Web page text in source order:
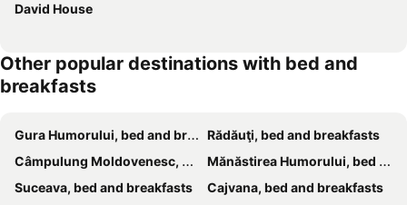
David House
Other popular destinations with bed and
breakfasts
Gura Humorului, bed and breakfasts
Rădăuţi, bed and breakfasts
Câmpulung Moldovenesc, bed and breakfasts
Mănăstirea Humorului, bed and breakfasts
Suceava, bed and breakfasts
Cajvana, bed and breakfasts